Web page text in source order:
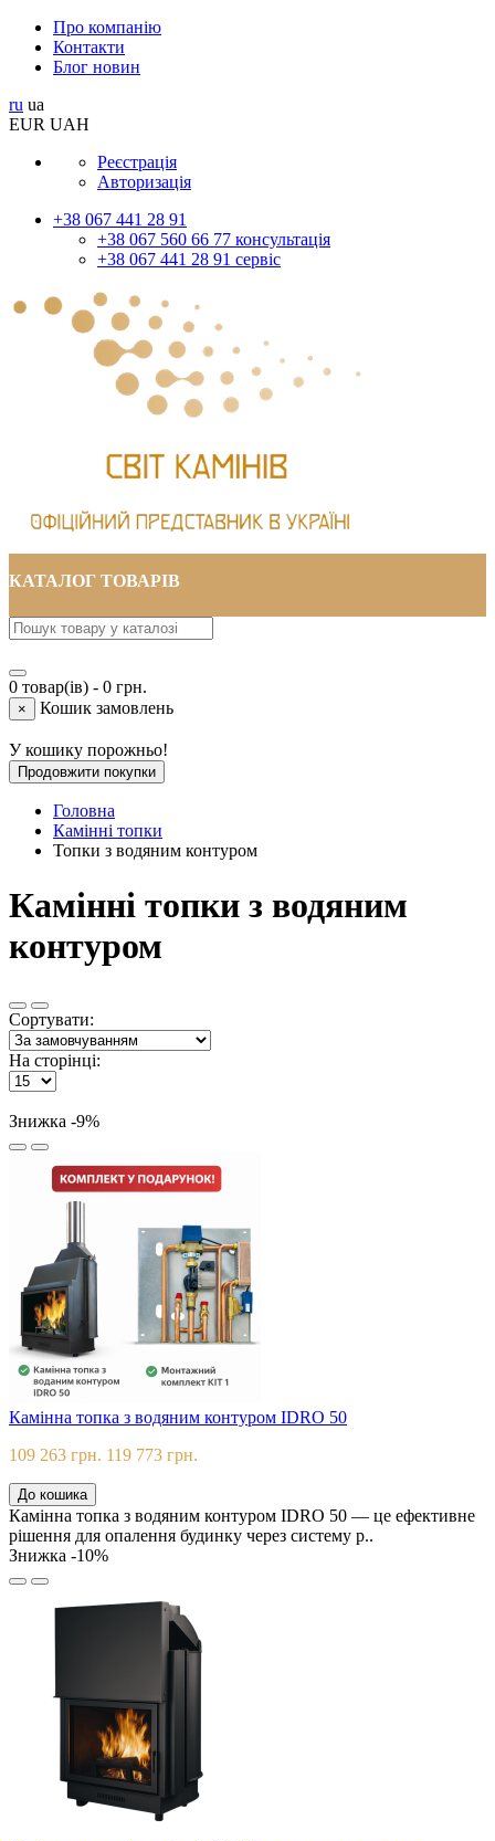
Про компанію
Контакти
Блог новин
ru ua
EUR UAH
Реєстрація
Авторизація
+38 067 441 28 91
+38 067 560 66 77 консультація
+38 067 441 28 91 сервіс
КАТАЛОГ ТОВАРІВ
0 товар(ів) - 0 грн.
× Кошик замовлень
У кошику порожньо!
Продовжити покупки
Головна
Камінні топки
Топки з водяним контуром
Камінні топки з водяним
контуром
Сортувати:
На сторінці:
Знижка -9%
Камінна топка з водяним контуром IDRO 50
109 263 грн. 119 773 грн.
До кошика
Камінна топка з водяним контуром IDRO 50 — це ефективне
рішення для опалення будинку через систему р..
Знижка -10%